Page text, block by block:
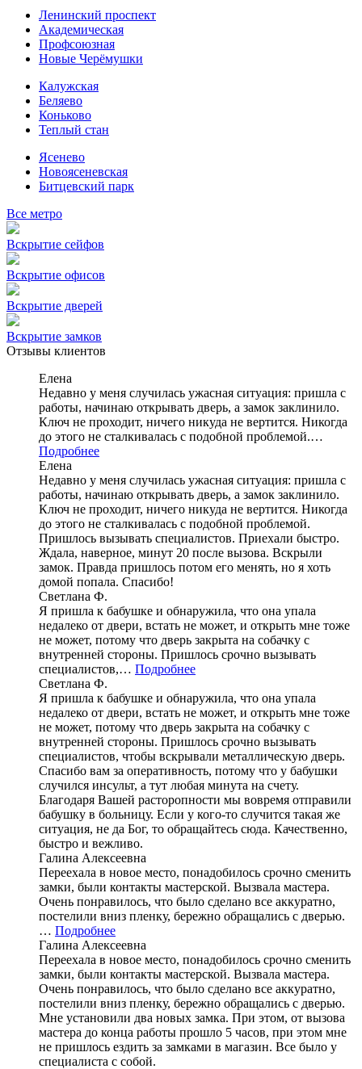
Ленинский проспект
Академическая
Профсоюзная
Новые Черёмушки
Калужская
Беляево
Коньково
Теплый стан
Ясенево
Новоясеневская
Битцевский парк
Все метро
Вскрытие сейфов
Вскрытие офисов
Вскрытие дверей
Вскрытие замков
Отзывы клиентов
Елена
Недавно у меня случилась ужасная ситуация: пришла с
работы, начинаю открывать дверь, а замок заклинило.
Ключ не проходит, ничего никуда не вертится. Никогда
до этого не сталкивалась с подобной проблемой.…
Подробнее
Елена
Недавно у меня случилась ужасная ситуация: пришла с
работы, начинаю открывать дверь, а замок заклинило.
Ключ не проходит, ничего никуда не вертится. Никогда
до этого не сталкивалась с подобной проблемой.
Пришлось вызывать специалистов. Приехали быстро.
Ждала, наверное, минут 20 после вызова. Вскрыли
замок. Правда пришлось потом его менять, но я хоть
домой попала. Спасибо!
Светлана Ф.
Я пришла к бабушке и обнаружила, что она упала
недалеко от двери, встать не может, и открыть мне тоже
не может, потому что дверь закрыта на собачку с
внутренней стороны. Пришлось срочно вызывать
специалистов,… Подробнее
Светлана Ф.
Я пришла к бабушке и обнаружила, что она упала
недалеко от двери, встать не может, и открыть мне тоже
не может, потому что дверь закрыта на собачку с
внутренней стороны. Пришлось срочно вызывать
специалистов, чтобы вскрывали металлическую дверь.
Спасибо вам за оперативность, потому что у бабушки
случился инсульт, а тут любая минута на счету.
Благодаря Вашей расторопности мы вовремя отправили
бабушку в больницу. Если у кого-то случится такая же
ситуация, не да Бог, то обращайтесь сюда. Качественно,
быстро и вежливо.
Галина Алексеевна
Переехала в новое место, понадобилось срочно сменить
замки, были контакты мастерской. Вызвала мастера.
Очень понравилось, что было сделано все аккуратно,
постелили вниз пленку, бережно обращались с дверью.
… Подробнее
Галина Алексеевна
Переехала в новое место, понадобилось срочно сменить
замки, были контакты мастерской. Вызвала мастера.
Очень понравилось, что было сделано все аккуратно,
постелили вниз пленку, бережно обращались с дверью.
Мне установили два новых замка. При этом, от вызова
мастера до конца работы прошло 5 часов, при этом мне
не пришлось ездить за замками в магазин. Все было у
специалиста с собой.